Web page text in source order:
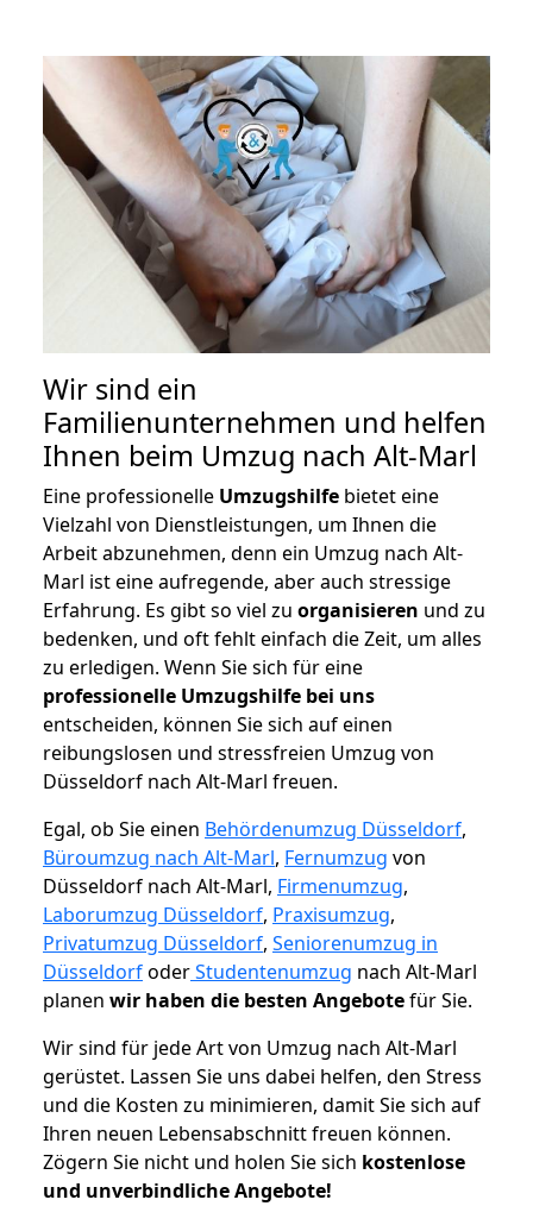
Wir sind ein
Familienunternehmen und helfen
Ihnen beim Umzug nach Alt-Marl
Eine professionelle Umzugshilfe bietet eine
Vielzahl von Dienstleistungen, um Ihnen die
Arbeit abzunehmen, denn ein Umzug nach Alt-
Marl ist eine aufregende, aber auch stressige
Erfahrung. Es gibt so viel zu organisieren und zu
bedenken, und oft fehlt einfach die Zeit, um alles
zu erledigen. Wenn Sie sich für eine
professionelle Umzugshilfe bei uns
entscheiden, können Sie sich auf einen
reibungslosen und stressfreien Umzug von
Düsseldorf nach Alt-Marl freuen.
Egal, ob Sie einen Behördenumzug Düsseldorf,
Büroumzug nach Alt-Marl, Fernumzug von
Düsseldorf nach Alt-Marl, Firmenumzug,
Laborumzug Düsseldorf, Praxisumzug,
Privatumzug Düsseldorf, Seniorenumzug in
DüsseldorfoderStudentenumzug nach Alt-Marl
planen wir haben die besten Angebotefür Sie.
Wir sind für jede Art von Umzug nach Alt-Marl
gerüstet. Lassen Sie uns dabei helfen, den Stress
und die Kosten zu minimieren, damit Sie sich auf
Ihren neuen Lebensabschnitt freuen können.
Zögern Sie nicht und holen Sie sich kostenlose
und unverbindliche Angebote!